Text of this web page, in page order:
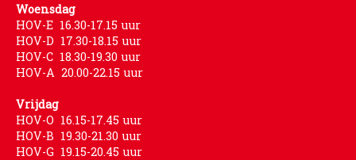
Woensdag
HOV-E 16.30-17.15 uur
HOV-D 17.30-18.15 uur
HOV-C 18.30-19.30 uur
HOV-A 20.00-22.15 uur
Vrijdag
HOV-O 16.15-17.45 uur
HOV-B 19.30-21.30 uur
HOV-G 19.15-20.45 uur